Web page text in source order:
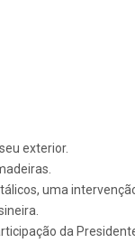
exterior.
uma
da